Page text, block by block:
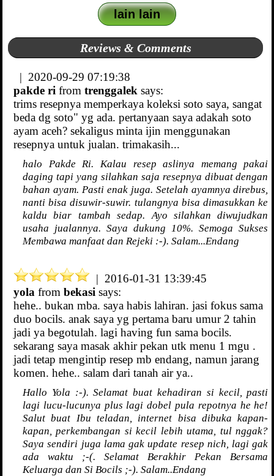
lain lain
Reviews & Comments
| 2020-09-29 07:19:38
pakde ri from trenggalek says:
trims resepnya memperkaya koleksi soto saya, sangat
beda dg soto" yg ada. pertanyaan saya adakah soto
ayam aceh? sekaligus minta ijin menggunakan
resepnya untuk jualan. trimakasih...
halo Pakde Ri. Kalau resep aslinya memang pakai
daging tapi yang silahkan saja resepnya dibuat dengan
bahan ayam. Pasti enak juga. Setelah ayamnya direbus,
nanti bisa disuwir-suwir. tulangnya bisa dimasukkan ke
kaldu biar tambah sedap. Ayo silahkan diwujudkan
usaha jualannya. Saya dukung 10%. Semoga Sukses
Membawa manfaat dan Rejeki :-). Salam...Endang
| 2016-01-31 13:39:45
yola from bekasi says:
hehe.. bukan mba. saya habis lahiran. jasi fokus sama
duo bocils. anak saya yg pertama baru umur 2 tahin
jadi ya begotulah. lagi having fun sama bocils.
sekarang saya masak akhir pekan utk menu 1 mgu .
jadi tetap mengintip resep mb endang, namun jarang
komen. hehe.. salam dari tanah air ya..
Hallo Yola :-). Selamat buat kehadiran si kecil, pasti
lagi lucu-lucunya plus lagi dobel pula repotnya he he!
Salut buat Ibu teladan, internet bisa dibuka kapan-
kapan, perkembangan si kecil lebih utama, tul nggak?
Saya sendiri juga lama gak update resep nich, lagi gak
ada waktu ;-(. Selamat Berakhir Pekan Bersama
Keluarga dan Si Bocils ;-). Salam..Endang